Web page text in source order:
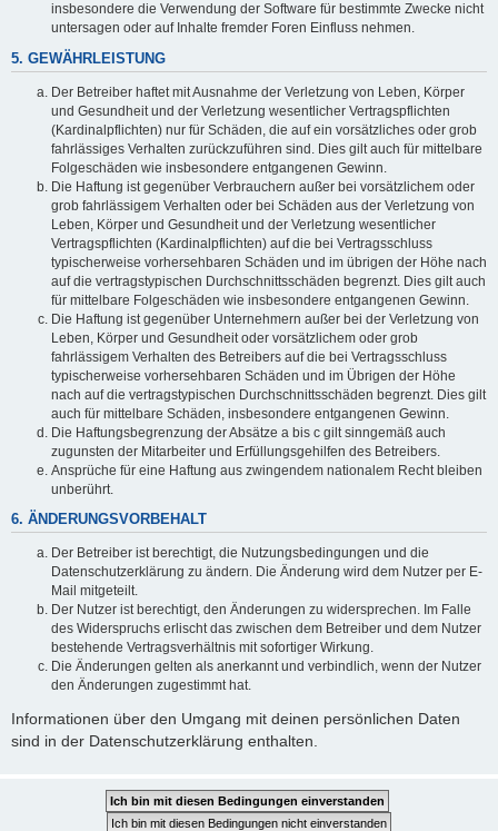
insbesondere die Verwendung der Software für bestimmte Zwecke nicht
untersagen oder auf Inhalte fremder Foren Einfluss nehmen.
5. GEWÄHRLEISTUNG
Der Betreiber haftet mit Ausnahme der Verletzung von Leben, Körper
und Gesundheit und der Verletzung wesentlicher Vertragspflichten
(Kardinalpflichten) nur für Schäden, die auf ein vorsätzliches oder grob
fahrlässiges Verhalten zurückzuführen sind. Dies gilt auch für mittelbare
Folgeschäden wie insbesondere entgangenen Gewinn.
Die Haftung ist gegenüber Verbrauchern außer bei vorsätzlichem oder
grob fahrlässigem Verhalten oder bei Schäden aus der Verletzung von
Leben, Körper und Gesundheit und der Verletzung wesentlicher
Vertragspflichten (Kardinalpflichten) auf die bei Vertragsschluss
typischerweise vorhersehbaren Schäden und im übrigen der Höhe nach
auf die vertragstypischen Durchschnittsschäden begrenzt. Dies gilt auch
für mittelbare Folgeschäden wie insbesondere entgangenen Gewinn.
Die Haftung ist gegenüber Unternehmern außer bei der Verletzung von
Leben, Körper und Gesundheit oder vorsätzlichem oder grob
fahrlässigem Verhalten des Betreibers auf die bei Vertragsschluss
typischerweise vorhersehbaren Schäden und im Übrigen der Höhe
nach auf die vertragstypischen Durchschnittsschäden begrenzt. Dies gilt
auch für mittelbare Schäden, insbesondere entgangenen Gewinn.
Die Haftungsbegrenzung der Absätze a bis c gilt sinngemäß auch
zugunsten der Mitarbeiter und Erfüllungsgehilfen des Betreibers.
Ansprüche für eine Haftung aus zwingendem nationalem Recht bleiben
unberührt.
6. ÄNDERUNGSVORBEHALT
Der Betreiber ist berechtigt, die Nutzungsbedingungen und die
Datenschutzerklärung zu ändern. Die Änderung wird dem Nutzer per E-
Mail mitgeteilt.
Der Nutzer ist berechtigt, den Änderungen zu widersprechen. Im Falle
des Widerspruchs erlischt das zwischen dem Betreiber und dem Nutzer
bestehende Vertragsverhältnis mit sofortiger Wirkung.
Die Änderungen gelten als anerkannt und verbindlich, wenn der Nutzer
den Änderungen zugestimmt hat.
Informationen über den Umgang mit deinen persönlichen Daten
sind in der Datenschutzerklärung enthalten.